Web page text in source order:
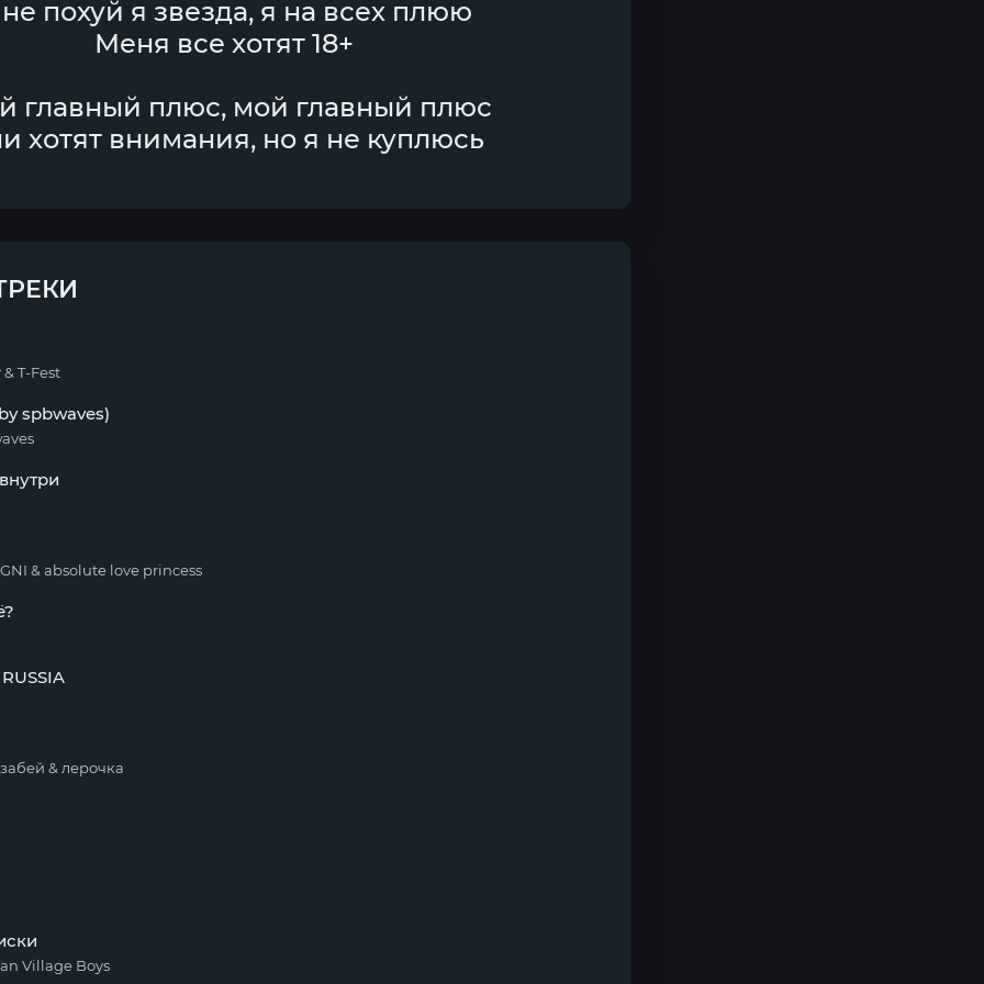
похуй я звезда, я на всех плюю
Меня все хотят 18+
главный плюс, мой главный плюс
хотят внимания, но я не куплюсь
T-Fest
spbwaves)
& absolute love princess
& лерочка
Village Boys